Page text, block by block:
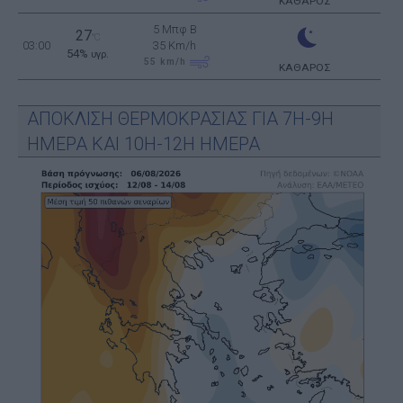
03:00
27
54% υγρ.
5 Μπφ B
35 Km/h
55 km/h ΚΑΘΑΡΟΣ
ΑΠΟΚΛΙΣΗ ΘΕΡΜΟΚΡΑΣΙΑΣ ΓΙΑ 7Η-9Η
ΗΜΕΡΑ ΚΑΙ 10Η-12Η ΗΜΕΡΑ